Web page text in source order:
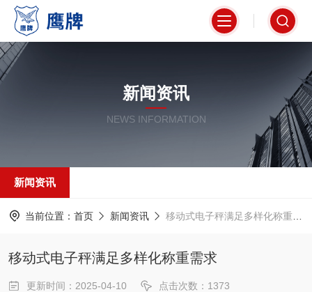
新闻资讯
NEWS INFORMATION
新闻资讯
当前位置： 首页 新闻资讯 移动式电子秤满足多样化称重需求
移动式电子秤满足多样化称重需求
更新时间：2025-04-10 点击次数：1373